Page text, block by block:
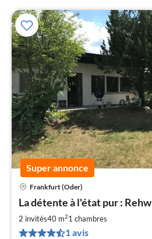
Super annonce
Frankfurt (Oder)
La détente à l'état pur :
2 invités40 m21 chambres
1 avis